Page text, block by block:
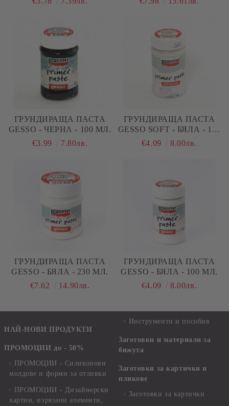
ГРУНДИРАЩА ПАСТА
GESSO - ЧЕРНА - 100 МЛ.
€3.99
7.80лв.
ГРУНДИРАЩА ПАСТА
GESSO SOFT - БЯЛА - 100
МЛ.
€4.09 8.00лв.
ГРУНДИРАЩА ПАСТА
GESSO - БЯЛА - 230 МЛ.
€7.62
14.90лв.
ГРУНДИРАЩА ПАСТА
GESSO - БЯЛА - 100 МЛ.
€4.09
8.00лв.
НАЙ-НОВИ ПРОДУКТИ
ПРОМОЦИИ до - 50%
ПРОМОЦИИ - Силиконови
молдове и форми за отливки
ПРОМОЦИИ - Дизайнерски
хартии, изрязани елементи,
Инструменти и пособия
Заготовки и материали за
бижута
Заготовки за картички и
пликове
Заготовки за картички